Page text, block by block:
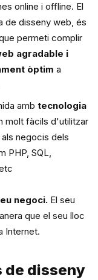
online i offline. El
de disseny web, és
permeti complir
agradable i
òptim a
amb tecnologia
molt fàcils d'utilitzar
negocis dels
PHP, SQL,
negoci. El seu
que el seu lloc
Internet.
de disseny